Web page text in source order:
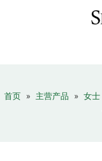
首页 » 主营产品 » 女士